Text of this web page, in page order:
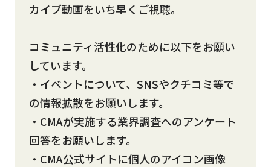
カイブ動画をいち早くご視聴。
コミュニティ活性化のために以下をお願い
しています。
・イベントについて、SNSやクチコミ等で
の情報拡散をお願いします。
・CMAが実施する業界調査へのアンケート
回答をお願いします。
・CMA公式サイトに個人のアイコン画像